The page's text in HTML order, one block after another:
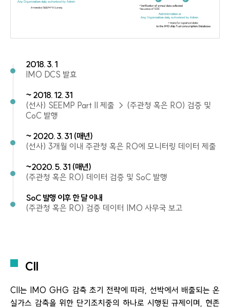
2018. 3. 1
IMO DCS 발효
~ 2018. 12. 31
(선사) SEEMP Part II 제출 → (주관청 혹은 RO) 검증 및
CoC 발행
~ 2020. 3. 31 (매년)
(선사) 3개월 이내 주관청 혹은 RO에 모니터링 데이터 제출
~2020. 5. 31 (매년)
(주관청 혹은 RO) 데이터 검증 및 SoC 발행
SoC 발행 이후 한 달 이내
(주관청 혹은 RO) 검증 데이터 IMO 사무국 보고
CII
CII는 IMO GHG 감축 초기 전략에 따라, 선박에서 배출되는 온
실가스 감축을 위한 단기조치중의 하나로 시행된 규제이며, 현존